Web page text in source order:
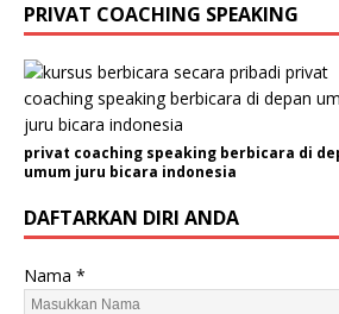
PRIVAT COACHING SPEAKING
privat coaching speaking berbicara di
umum juru bicara indonesia
DAFTARKAN DIRI ANDA
Nama *